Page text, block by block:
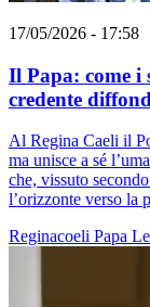
17/05/2026 - 17:58
Il Papa: come i
credente
Al Regina Caeli il
ma unisce a sé
che, vissuto
l’orizzonte verso la
Reginacoeli Papa